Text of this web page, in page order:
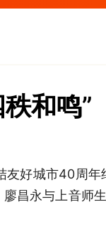
和鸣”
好城市40周年
昌永与上音师